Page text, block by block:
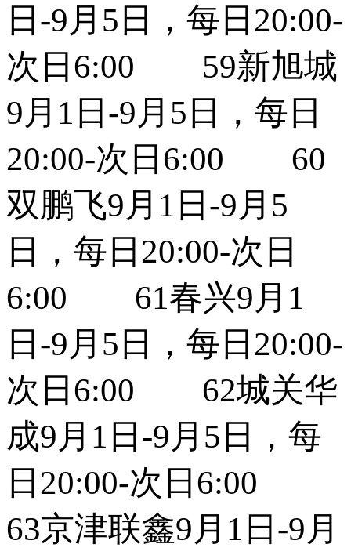
日-9月5日，每日20:00-
次日6:00 59新旭城
9月1日-9月5日，每日
20:00-次日6:00 60
双鹏飞9月1日-9月5
日，每日20:00-次日
6:00 61春兴9月1
日-9月5日，每日20:00-
次日6:00 62城关华
成9月1日-9月5日，每
日20:00-次日6:00
63京津联鑫9月1日-9月